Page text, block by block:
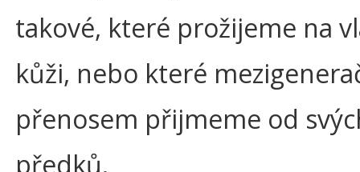
takové, které prožijeme na
kůži, nebo které
přenosem přijmeme od
předků.